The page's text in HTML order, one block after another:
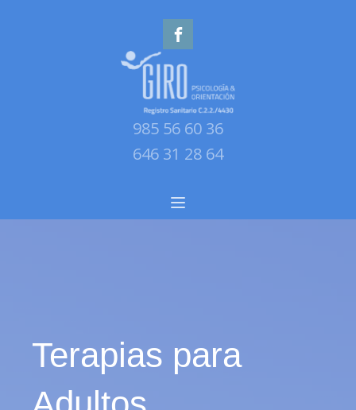
985 56 60 36
646 31 28 64
Terapias para